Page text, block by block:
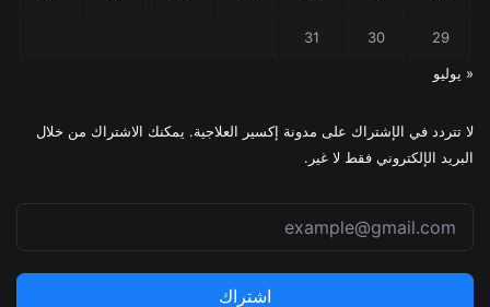
29
30
31
« يوليو
لا تتردد في الإشتراك على مدونة إكسير العلاجية. يمكنك الاشتراك من خلال
البريد الإلكتروني فقط لا غير.
اشتراك